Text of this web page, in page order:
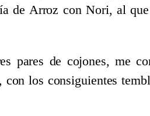
de Arroz con Nori, al
pares de cojones, me
los consiguientes